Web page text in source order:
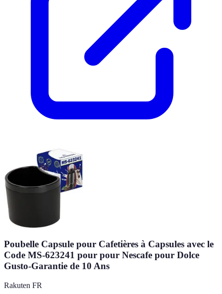
Poubelle Capsule pour Cafetières à Capsules avec le
Code MS-623241 pour pour Nescafe pour Dolce
Gusto-Garantie de 10 Ans
Rakuten FR